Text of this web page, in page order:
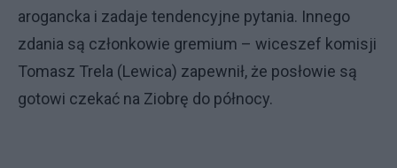
arogancka i zadaje tendencyjne pytania. Innego
zdania są członkowie gremium – wiceszef komisji
Tomasz Trela (Lewica) zapewnił, że posłowie są
gotowi czekać na Ziobrę do północy.